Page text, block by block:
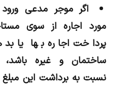
اگر موجر مدعی
مورد اجاره از سوی
پرداخت اجاره بها یا
ساختمان و غیره باشد،
نسبت به برداشت این مبلغ